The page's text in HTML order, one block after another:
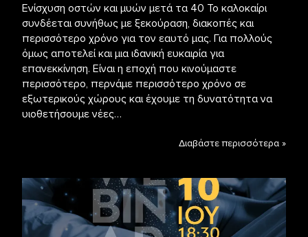
Ενίσχυση οστών και μυών μετά τα 40 Το καλοκαίρι
συνδέεται συνήθως με ξεκούραση, διακοπές και
περισσότερο χρόνο για τον εαυτό μας. Για πολλούς
όμως αποτελεί και μια ιδανική ευκαιρία για
επανεκκίνηση. Είναι η εποχή που κινούμαστε
περισσότερο, περνάμε περισσότερο χρόνο σε
εξωτερικούς χώρους και έχουμε τη δυνατότητα να
υιοθετήσουμε νέες…
Διαβάστε περισσότερα »